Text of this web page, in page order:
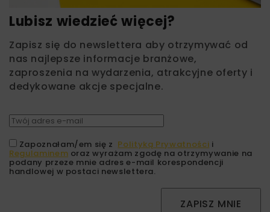
Lubisz wiedzieć więcej?
Zapisz się do newslettera aby otrzymywać od
nas najlepsze informacje branżowe,
zaproszenia na wydarzenia, atrakcyjne oferty i
dedykowane akcje specjalne.
Zapoznałam/em się z Polityką Prywatności i
Regulaminem oraz wyrażam zgodę na otrzymywanie na
podany przeze mnie adres e-mail korespondencji
handlowej w postaci newslettera.
ZAPISZ MNIE